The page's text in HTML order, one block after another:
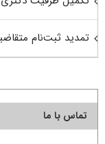
تمدید ثبت‌نام
تماس با ما